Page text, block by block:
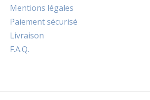
Mentions légales
Paiement sécurisé
Livraison
F.A.Q.